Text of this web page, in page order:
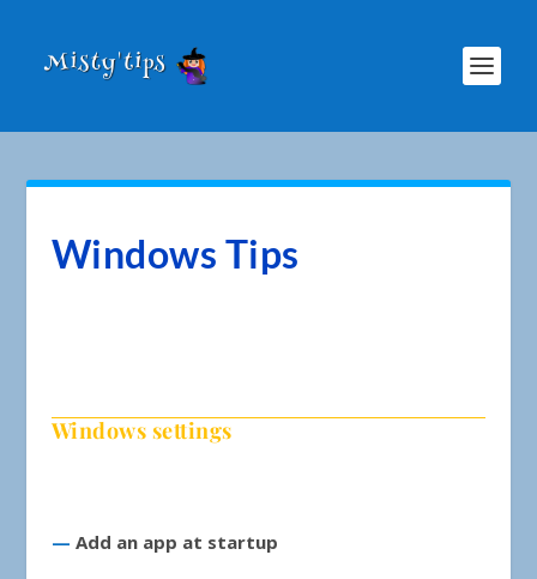
Windows Tips
Windows settings
— Add an app at startup